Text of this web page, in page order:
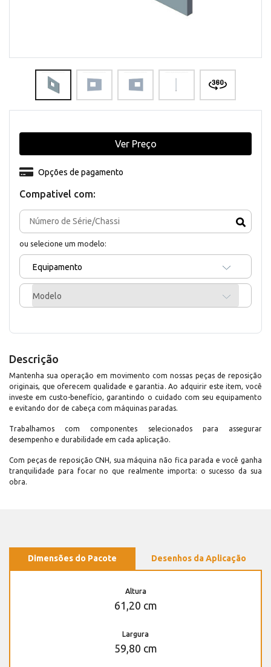
Compativel com:
ou selecione um modelo:
Equipamento
Modelo
Opções de pagamento
Ver Preço
Descrição
Mantenha sua operação em movimento com nossas peças de reposição
originais, que oferecem qualidade e garantia. Ao adquirir este item, você
investe em custo-benefício, garantindo o cuidado com seu equipamento
e evitando dor de cabeça com máquinas paradas.
Trabalhamos com componentes selecionados para assegurar
desempenho e durabilidade em cada aplicação.
Com peças de reposição CNH, sua máquina não fica parada e você ganha
tranquilidade para focar no que realmente importa: o sucesso da sua
obra.
Dimensões do Pacote Desenhos da Aplicação
Altura
61,20 cm
Largura
59,80 cm